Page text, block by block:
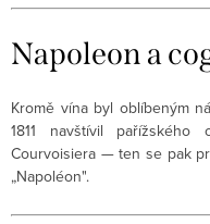
Napoleon a
Kromě vína byl oblíbeným
1811 navštívil pařížského
Courvoisiera — ten se pak
„Napoléon".